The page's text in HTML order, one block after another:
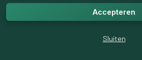
maandmei,
onlinekomen,zowelpubliekelijkalsnon-
Accepteren
Sluiten